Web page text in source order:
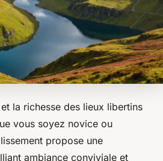
la richesse des lieux libertins
vous soyez novice ou
propose une
ambiance conviviale et